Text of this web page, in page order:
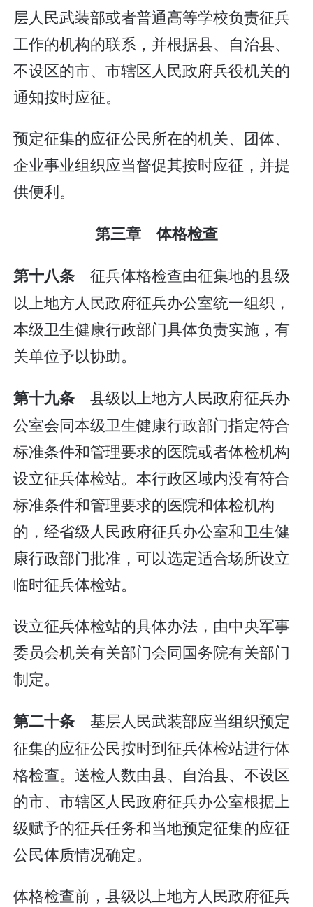
层人民武装部或者普通高等学校负责征兵
工作的机构的联系，并根据县、自治县、
不设区的市、市辖区人民政府兵役机关的
通知按时应征。
预定征集的应征公民所在的机关、团体、
企业事业组织应当督促其按时应征，并提
供便利。
第三章 体格检查
第十八条 征兵体格检查由征集地的县级
以上地方人民政府征兵办公室统一组织，
本级卫生健康行政部门具体负责实施，有
关单位予以协助。
第十九条 县级以上地方人民政府征兵办
公室会同本级卫生健康行政部门指定符合
标准条件和管理要求的医院或者体检机构
设立征兵体检站。本行政区域内没有符合
标准条件和管理要求的医院和体检机构
的，经省级人民政府征兵办公室和卫生健
康行政部门批准，可以选定适合场所设立
临时征兵体检站。
设立征兵体检站的具体办法，由中央军事
委员会机关有关部门会同国务院有关部门
制定。
第二十条 基层人民武装部应当组织预定
征集的应征公民按时到征兵体检站进行体
格检查。送检人数由县、自治县、不设区
的市、市辖区人民政府征兵办公室根据上
级赋予的征兵任务和当地预定征集的应征
公民体质情况确定。
体格检查前，县级以上地方人民政府征兵